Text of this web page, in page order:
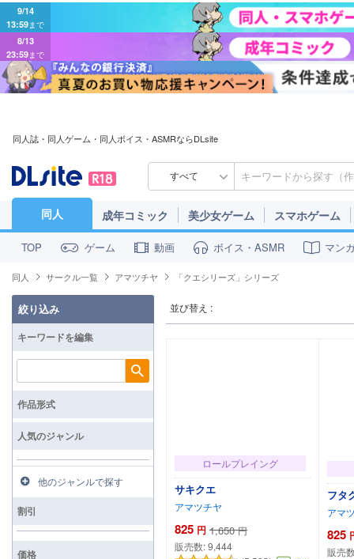
9/14
13:59まで
8/13
23:59まで
同人誌・同人ゲーム・同人ボイス・ASMRならDLsite
すべて
同人 成年コミック 美少女ゲーム スマホゲーム
TOP ゲーム 動画 ボイス・ASMR マン
同人 サークル一覧 アマツチヤ 「クエシリーズ」シリーズ
並び替え :
ロールプレイング
サキクエ
アマツチヤ
825 円 1,650 円
販売数:9,444
フタ
アマ
825
販売
絞り込み
キーワードを編集
検索
作品形式
人気のジャンル
他のジャンルで探す
割引
価格